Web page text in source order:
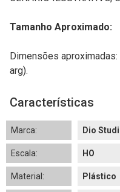
Tamanho Aproximado:
Dimensões
arg).
Características
Marca: Dio
Escala: HO
Material: Plástico